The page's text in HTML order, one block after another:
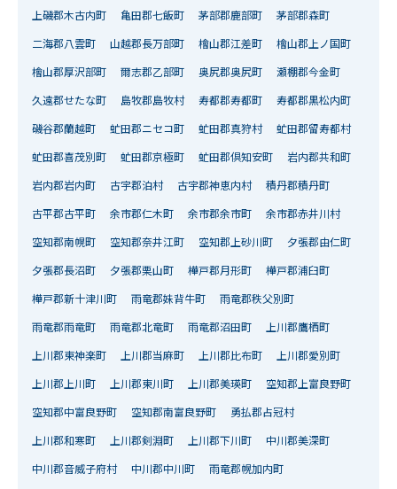
上磯郡木古内町 亀田郡七飯町 茅部郡鹿部町 茅部郡森町
二海郡八雲町 山越郡長万部町 檜山郡江差町 檜山郡上ノ国町
檜山郡厚沢部町 爾志郡乙部町 奥尻郡奥尻町 瀬棚郡今金町
久遠郡せたな町 島牧郡島牧村 寿都郡寿都町 寿都郡黒松内町
磯谷郡蘭越町 虻田郡ニセコ町 虻田郡真狩村 虻田郡留寿都村
虻田郡喜茂別町 虻田郡京極町 虻田郡倶知安町 岩内郡共和町
岩内郡岩内町 古宇郡泊村 古宇郡神恵内村 積丹郡積丹町
古平郡古平町 余市郡仁木町 余市郡余市町 余市郡赤井川村
空知郡南幌町 空知郡奈井江町 空知郡上砂川町 夕張郡由仁町
夕張郡長沼町 夕張郡栗山町 樺戸郡月形町 樺戸郡浦臼町
樺戸郡新十津川町 雨竜郡妹背牛町 雨竜郡秩父別町
雨竜郡雨竜町 雨竜郡北竜町 雨竜郡沼田町 上川郡鷹栖町
上川郡東神楽町 上川郡当麻町 上川郡比布町 上川郡愛別町
上川郡上川町 上川郡東川町 上川郡美瑛町 空知郡上富良野町
空知郡中富良野町 空知郡南富良野町 勇払郡占冠村
上川郡和寒町 上川郡剣淵町 上川郡下川町 中川郡美深町
中川郡音威子府村 中川郡中川町 雨竜郡幌加内町